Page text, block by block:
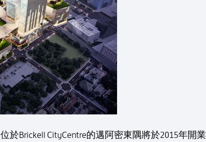
位於Brickell CityCentre的邁阿密東隅將於2015年開業